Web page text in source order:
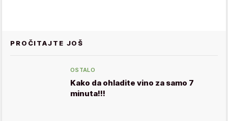
PROČITAJTE JOŠ
OSTALO
Kako da ohladite vino za samo 7
minuta!!!